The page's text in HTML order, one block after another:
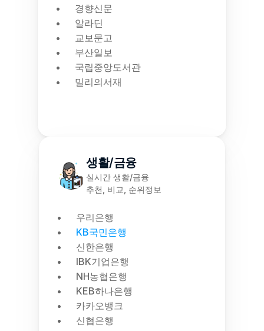
경향신문
알라딘
교보문고
부산일보
국립중앙도서관
밀리의서재
생활/금융
실시간 생활/금융
추천, 비교, 순위정보
우리은행
KB국민은행
신한은행
IBK기업은행
NH농협은행
KEB하나은행
카카오뱅크
신협은행